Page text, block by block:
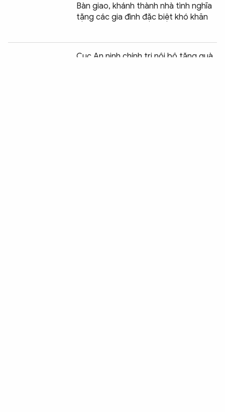
Bàn giao, khánh thành nhà tình nghĩa
tặng các gia đình đặc biệt khó khăn
Cục An ninh chính trị nội bộ tặng quà